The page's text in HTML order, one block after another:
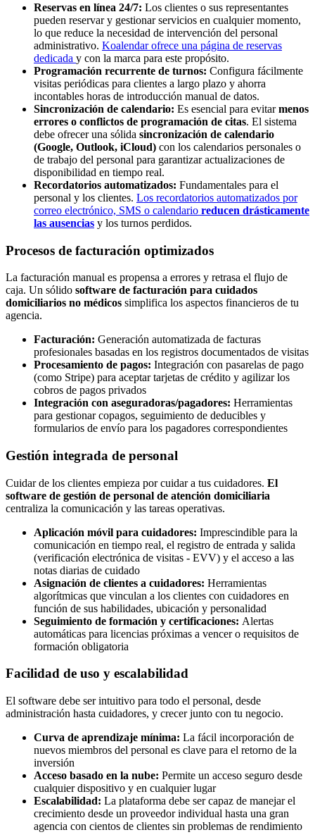
Reservas en línea 24/7: Los clientes o sus representantes
pueden reservar y gestionar servicios en cualquier momento,
lo que reduce la necesidad de intervención del personal
administrativo. Koalendar ofrece una página de reservas
dedicada y con la marca para este propósito.
Programación recurrente de turnos: Configura fácilmente
visitas periódicas para clientes a largo plazo y ahorra
incontables horas de introducción manual de datos.
Sincronización de calendario: Es esencial para evitarmenos
errores o conflictos de programación de citas. El sistema
debe ofrecer una sólida sincronización de calendario
(Google, Outlook, iCloud) con los calendarios personales o
de trabajo del personal para garantizar actualizaciones de
disponibilidad en tiempo real.
Recordatorios automatizados: Fundamentales para el
personal y los clientes. Los recordatorios automatizados por
correo electrónico, SMS o calendario reducen drásticamente
las ausencias y los turnos perdidos.
Procesos de facturación optimizados
La facturación manual es propensa a errores y retrasa el flujo de
caja. Un sólido software de facturación para cuidados
domiciliarios no médicos simplifica los aspectos financieros de tu
agencia.
Facturación: Generación automatizada de facturas
profesionales basadas en los registros documentados de visitas
Procesamiento de pagos: Integración con pasarelas de pago
(como Stripe) para aceptar tarjetas de crédito y agilizar los
cobros de pagos privados
Integración con aseguradoras/pagadores: Herramientas
para gestionar copagos, seguimiento de deducibles y
formularios de envío para los pagadores correspondientes
Gestión integrada de personal
Cuidar de los clientes empieza por cuidar a tus cuidadores. El
software de gestión de personal de atención domiciliaria
centraliza la comunicación y las tareas operativas.
Aplicación móvil para cuidadores: Imprescindible para la
comunicación en tiempo real, el registro de entrada y salida
(verificación electrónica de visitas - EVV) y el acceso a las
notas diarias de cuidado
Asignación de clientes a cuidadores: Herramientas
algorítmicas que vinculan a los clientes con cuidadores en
función de sus habilidades, ubicación y personalidad
Seguimiento de formación y certificaciones: Alertas
automáticas para licencias próximas a vencer o requisitos de
formación obligatoria
Facilidad de uso y escalabilidad
El software debe ser intuitivo para todo el personal, desde
administración hasta cuidadores, y crecer junto con tu negocio.
Curva de aprendizaje mínima: La fácil incorporación de
nuevos miembros del personal es clave para el retorno de la
inversión
Acceso basado en la nube: Permite un acceso seguro desde
cualquier dispositivo y en cualquier lugar
Escalabilidad: La plataforma debe ser capaz de manejar el
crecimiento desde un proveedor individual hasta una gran
agencia con cientos de clientes sin problemas de rendimiento